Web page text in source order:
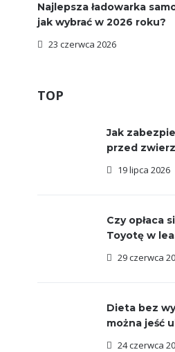
Najlepsza ładowarka
jak wybrać w 2026 roku?
23 czerwca 2026
TOP
Jak
przed
19 lipca 2026
Czy opłaca
Toyotę w
29 czerwca
Dieta bez
można jeść
24 czerwca